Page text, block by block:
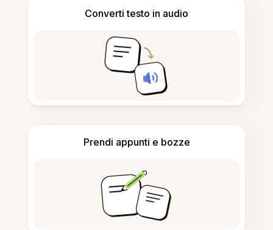
Converti testo in audio
Prendi appunti e bozze